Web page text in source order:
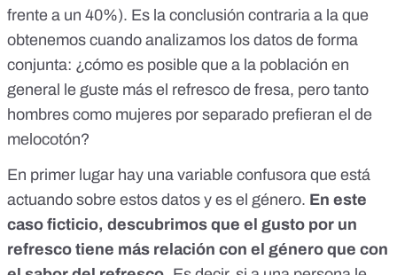
frente a un 40%). Es la conclusión contraria a la que
obtenemos cuando analizamos los datos de forma
conjunta: ¿cómo es posible que a la población en
general le guste más el refresco de fresa, pero tanto
hombres como mujeres por separado prefieran el de
melocotón?
En primer lugar hay una variable confusora que está
actuando sobre estos datos y es el género. En este
caso ficticio, descubrimos que el gusto por un
refresco tiene más relación con el género que con